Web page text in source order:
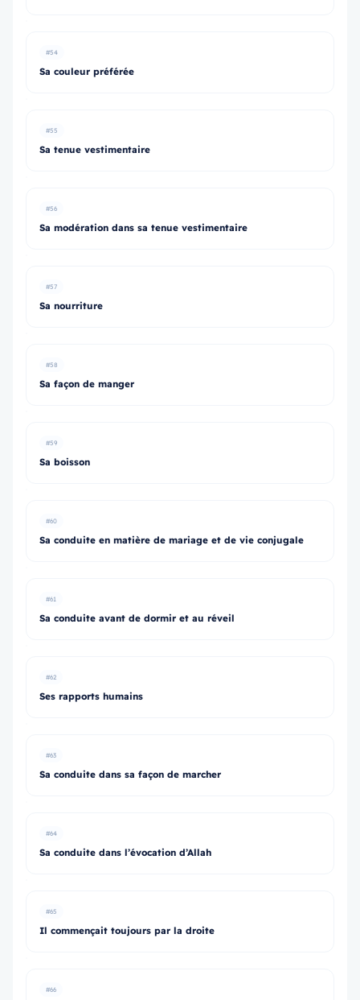
#54
Sa couleur préférée
#55
Sa tenue vestimentaire
#56
Sa modération dans sa tenue vestimentaire
#57
Sa nourriture
#58
Sa façon de manger
#59
Sa boisson
#60
Sa conduite en matière de mariage et de vie conjugale
#61
Sa conduite avant de dormir et au réveil
#62
Ses rapports humains
#63
Sa conduite dans sa façon de marcher
#64
Sa conduite dans l’évocation d’Allah
#65
Il commençait toujours par la droite
#66